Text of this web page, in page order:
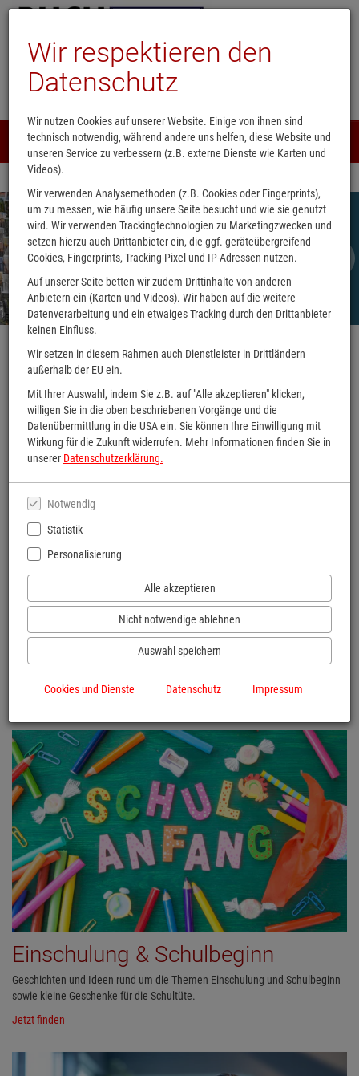
Wir respektieren den
Datenschutz
Wir nutzen Cookies auf unserer Website. Einige von ihnen sind
technisch notwendig, während andere uns helfen, diese Website und
unseren Service zu verbessern (z.B. externe Dienste wie Karten und
Videos).
Wir verwenden Analysemethoden (z.B. Cookies oder Fingerprints),
um zu messen, wie häufig unsere Seite besucht und wie sie genutzt
wird. Wir verwenden Trackingtechnologien zu Marketingzwecken und
setzen hierzu auch Drittanbieter ein, die ggf. geräteübergreifend
Cookies, Fingerprints, Tracking-Pixel und IP-Adressen nutzen.
Auf unserer Seite betten wir zudem Drittinhalte von anderen
Anbietern ein (Karten und Videos). Wir haben auf die weitere
Datenverarbeitung und ein etwaiges Tracking durch den Drittanbieter
keinen Einfluss.
Wir setzen in diesem Rahmen auch Dienstleister in Drittländern
außerhalb der EU ein.
Mit Ihrer Auswahl, indem Sie z.B. auf "Alle akzeptieren" klicken,
willigen Sie in die oben beschriebenen Vorgänge und die
Datenübermittlung in die USA ein. Sie können Ihre Einwilligung mit
Wirkung für die Zukunft widerrufen. Mehr Informationen finden Sie in
unserer Datenschutzerklärung.
Notwendig
Statistik
Personalisierung
Alle akzeptieren
Nicht notwendige ablehnen
Auswahl speichern
Cookies und Dienste Datenschutz Impressum
Menü 0
Zeit für Veränderung /
Wechsel!
Wunder gesucht
tolino flip
Per Knopfdruck umblättern - ideal für Urlaub, Strand, Balkon und entspannte
Einschulung & Schulbeginn
Geschichten und Ideen rund um die Themen Einschulung und Schulbeginn
sowie kleine Geschenke für die Schultüte.
Jetzt finden